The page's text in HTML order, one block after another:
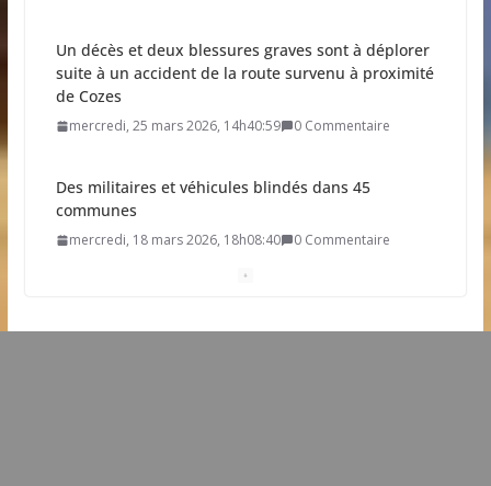
Un décès et deux blessures graves sont à déplorer
suite à un accident de la route survenu à proximité
de Cozes
mercredi, 25 mars 2026, 14h40:59 0 Commentaire
Des militaires et véhicules blindés dans 45
communes
mercredi, 18 mars 2026, 18h08:40 0 Commentaire
dimanche, 15 mars 2026, 21h19:34 0 Commentaire